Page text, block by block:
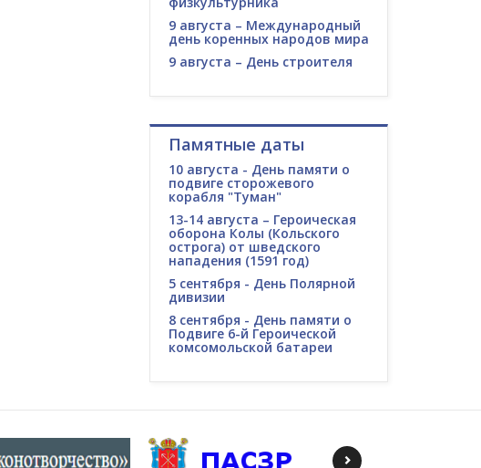
9 августа – Международный
день коренных народов мира
9 августа – День строителя
Памятные даты
10 августа - День памяти о
подвиге сторожевого
корабля "Туман"
13-14 августа – Героическая
оборона Колы (Кольского
острога) от шведского
нападения (1591 год)
5 сентября - День Полярной
дивизии
8 сентября - День памяти о
Подвиге 6-й Героической
комсомольской батареи